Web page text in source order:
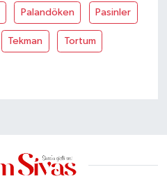
Palandöken Pasinler
Tekman Tortum